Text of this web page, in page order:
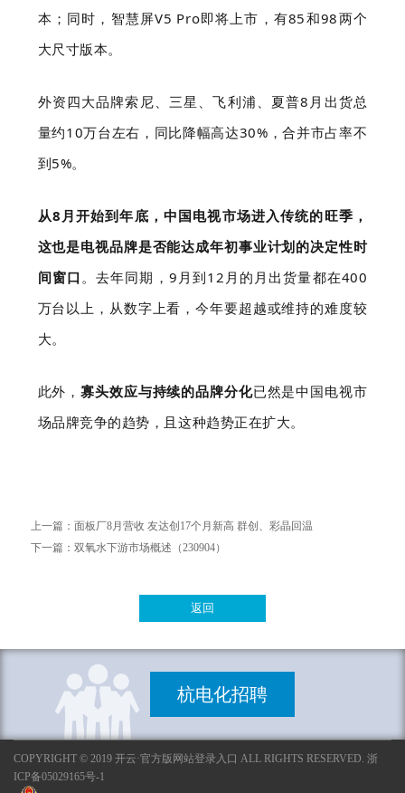
本；同时，智慧屏V5 Pro即将上市，有85和98两个
大尺寸版本。
外资四大品牌索尼、三星、飞利浦、夏普8月出货总
量约10万台左右，同比降幅高达30%，合并市占率不
到5%。
从8月开始到年底，中国电视市场进入传统的旺季，
这也是电视品牌是否能达成年初事业计划的决定性时
间窗口 。去年同期，9月到12月的月出货量都在400
万台以上，从数字上看，今年要超越或维持的难度较
大。
此外，寡头效应与持续的品牌分化已然是中国电视市
场品牌竞争的趋势，且这种趋势正在扩大。
上一篇： 面板厂8月营收 友达创17个月新高 群创、彩晶回温
下一篇： 双氧水下游市场概述（230904）
返回
杭电化招聘
COPYRIGHT © 2019 开云·官方版网站登录入口 ALL RIGHTS RESERVED. 浙
ICP备05029165号-1